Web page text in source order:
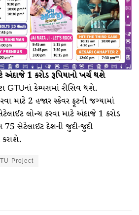
અંદાજે 1 કરોડ રૂપિયાનો ખર્ચ થશે
GTUનાં કેમ્પસમાં રીસિવ થશે.
માટે 2 હજાર સ્કેવર ફૂટની જગ્યામાં
લોન્ચ કરવા માટે અંદાજે 1 કરોડ
75 સેટેલાઈટ દેશની જુદી-જુદી
કરાશે.
Project